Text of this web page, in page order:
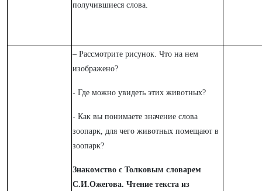
получившиеся слова.
– Рассмотрите рисунок. Что на нем
изображено?
- Где можно увидеть этих животных?
- Как вы понимаете значение слова
зоопарк, для чего животных помещают в
зоопарк?
Знакомство с Толковым словарем
С.И.Ожегова. Чтение текста из